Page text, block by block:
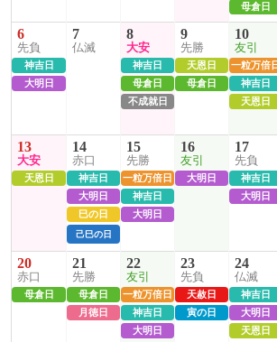
母倉日
6
先負
神吉日
大明日
7
仏滅
8
大安
神吉日
母倉日
不成就日
9
先勝
天恩日
母倉日
10
友引
一粒万倍
神吉日
天恩日
13
大安
天恩日
14
赤口
神吉日
大明日
巳の日
己巳の日
15
先勝
一粒万倍日
神吉日
大明日
16
友引
大明日
17
先負
神吉日
大明日
20
赤口
母倉日
21
先勝
母倉日
月徳日
22
友引
一粒万倍日
神吉日
大明日
23
先負
天赦日
寅の日
24
仏滅
神吉日
大明日
天恩日